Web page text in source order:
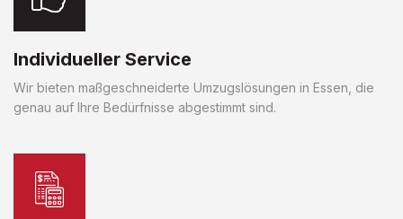
Individueller Service
Wir bieten maßgeschneiderte Umzugslösungen in Essen, die
genau auf Ihre Bedürfnisse abgestimmt sind.